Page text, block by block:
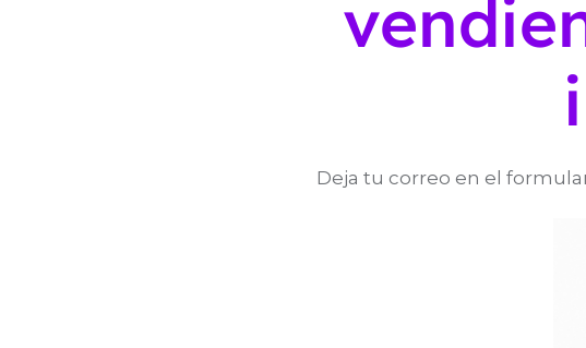
Deja tu correo en el